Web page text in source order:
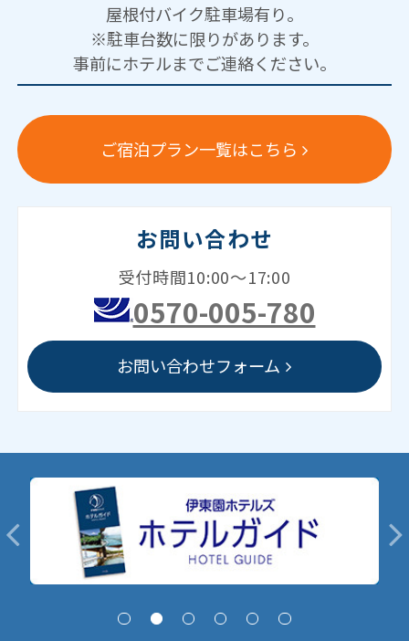
屋根付バイク駐車場有り。
※駐車台数に限りがあります。
事前にホテルまでご連絡ください。
ご宿泊プラン一覧はこちら
お問い合わせ
受付時間10:00～17:00
0570-005-780
お問い合わせフォーム